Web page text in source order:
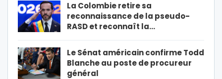
La Colombie retire sa
reconnaissance de la pseudo-
RASD et reconnaît la…
Le Sénat américain confirme Todd
Blanche au poste de procureur
général